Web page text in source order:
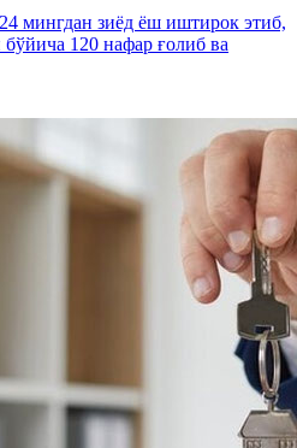
мингдан зиёд ёш иштирок этиб,
120 нафар ғолиб ва